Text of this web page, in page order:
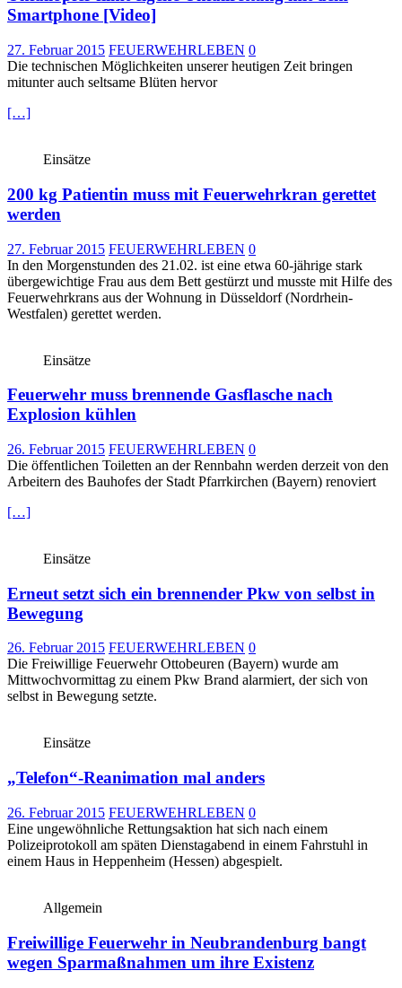
Smartphone [Video]
27. Februar 2015 FEUERWEHRLEBEN 0
Die technischen Möglichkeiten unserer heutigen Zeit bringen
mitunter auch seltsame Blüten hervor
[…]
Einsätze
200 kg Patientin muss mit Feuerwehrkran gerettet
werden
27. Februar 2015 FEUERWEHRLEBEN 0
In den Morgenstunden des 21.02. ist eine etwa 60-jährige stark
übergewichtige Frau aus dem Bett gestürzt und musste mit Hilfe des
Feuerwehrkrans aus der Wohnung in Düsseldorf (Nordrhein-
Westfalen) gerettet werden.
Einsätze
Feuerwehr muss brennende Gasflasche nach
Explosion kühlen
26. Februar 2015 FEUERWEHRLEBEN 0
Die öffentlichen Toiletten an der Rennbahn werden derzeit von den
Arbeitern des Bauhofes der Stadt Pfarrkirchen (Bayern) renoviert
[…]
Einsätze
Erneut setzt sich ein brennender Pkw von selbst in
Bewegung
26. Februar 2015 FEUERWEHRLEBEN 0
Die Freiwillige Feuerwehr Ottobeuren (Bayern) wurde am
Mittwochvormittag zu einem Pkw Brand alarmiert, der sich von
selbst in Bewegung setzte.
Einsätze
„Telefon“-Reanimation mal anders
26. Februar 2015 FEUERWEHRLEBEN 0
Eine ungewöhnliche Rettungsaktion hat sich nach einem
Polizeiprotokoll am späten Dienstagabend in einem Fahrstuhl in
einem Haus in Heppenheim (Hessen) abgespielt.
Allgemein
Freiwillige Feuerwehr in Neubrandenburg bangt
wegen Sparmaßnahmen um ihre Existenz